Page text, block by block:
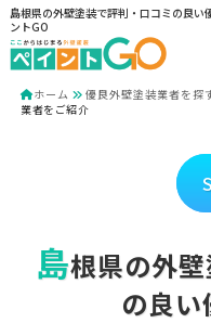
島根県の外壁塗装で評判・口コミの良い
ントGO
ホーム 優良外壁塗装業者を探
業者をご紹介
島根県の外
の良